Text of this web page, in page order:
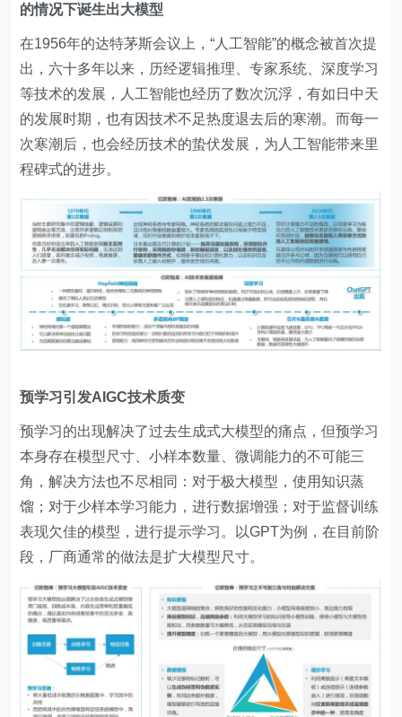
的情况下诞生出大模型
在1956年的达特茅斯会议上，“人工智能”的概念被首次提
出，六十多年以来，历经逻辑推理、专家系统、深度学习
等技术的发展，人工智能也经历了数次沉浮，有如日中天
的发展时期，也有因技术不足热度退去后的寒潮。而每一
次寒潮后，也会经历技术的蛰伏发展，为人工智能带来里
程碑式的进步。
预学习引发AIGC技术质变
预学习的出现解决了过去生成式大模型的痛点，但预学习
本身存在模型尺寸、小样本数量、微调能力的不可能三
角，解决方法也不尽相同：对于极大模型，使用知识蒸
馏；对于少样本学习能力，进行数据增强；对于监督训练
表现欠佳的模型，进行提示学习。以GPT为例，在目前阶
段，厂商通常的做法是扩大模型尺寸。